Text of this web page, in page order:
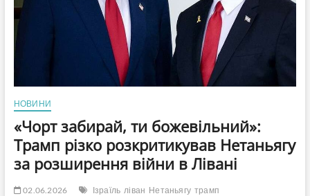
КМВА
повідомили
наслідки
атаки
НОВИНИ
«Чорт забирай, ти божевільний»:
Трамп різко розкритикував Нетаньягу
за розширення війни в Лівані
02.06.2026 Ізраїль ліван Нетаньягу трамп